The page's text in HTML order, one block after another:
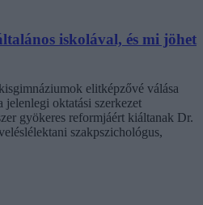
iskolával, és mi jöhet
elitképzővé válása
jelenlegi oktatási szerkezet
gyökeres reformjáért kiáltanak Dr.
szakpszichológus,